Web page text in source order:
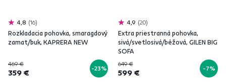
4,8 16
Rozkladacia pohovka, smaragdový
zamat/buk, KAPRERA NEW
469 €
359 € -23%
4,9 20
Extra priestranná pohovka,
sivá/svetlosivá/béžová, GILEN BIG
SOFA
649 €
599 € -7%